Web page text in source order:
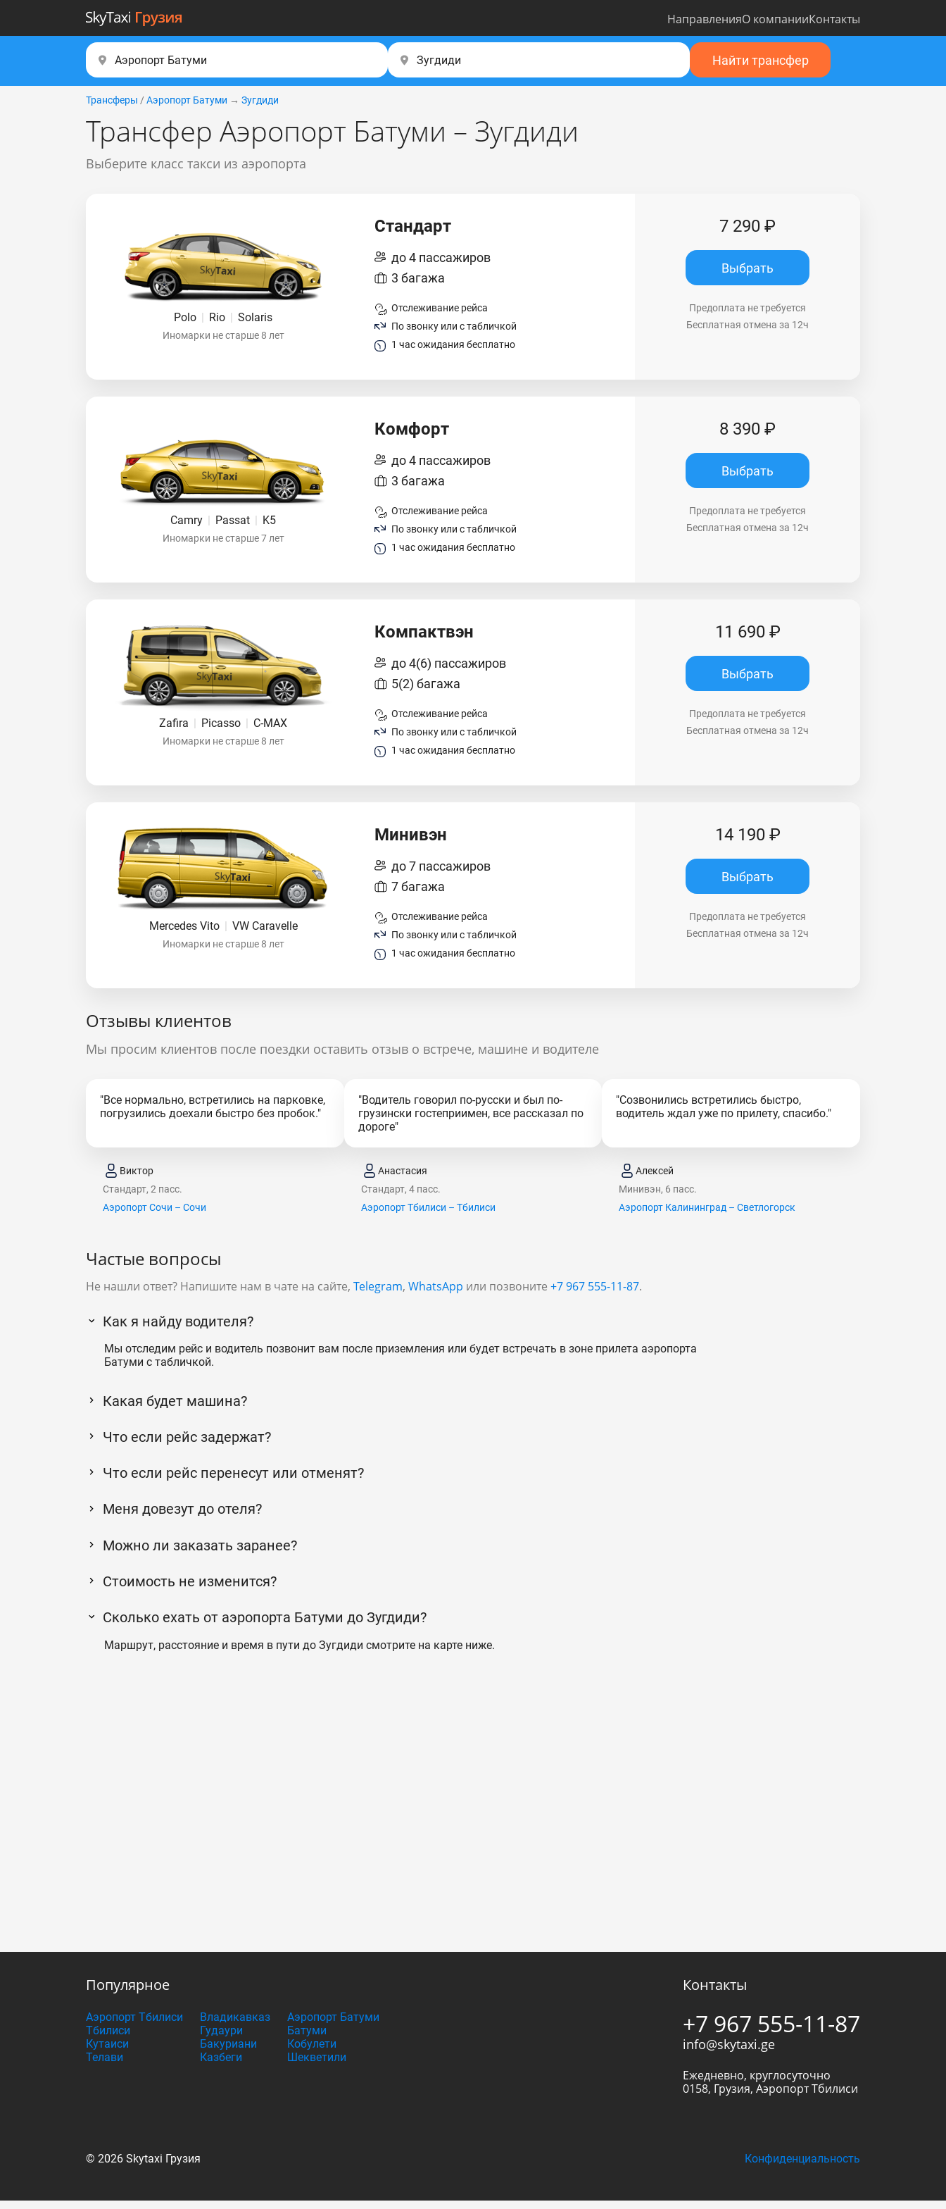
НаправленияО компанииКонтакты
Найти трансфер
Трансферы / Аэропорт Батуми → Зугдиди
Трансфер Аэропорт Батуми – Зугдиди
Выберите класс такси из аэропорта
Polo | Rio | Solaris
Иномарки не старше 8 лет
Стандарт
до 4 пассажиров
3 багажа
Отслеживание рейса
По звонку или с табличкой
1 час ожидания бесплатно
7 290 ₽
Выбрать
Предоплата не требуется
Бесплатная отмена за 12ч
Camry | Passat | K5
Иномарки не старше 7 лет
Комфорт
до 4 пассажиров
3 багажа
Отслеживание рейса
По звонку или с табличкой
1 час ожидания бесплатно
8 390 ₽
Выбрать
Предоплата не требуется
Бесплатная отмена за 12ч
Zafira | Picasso | C-MAX
Иномарки не старше 8 лет
Компактвэн
до 4(6) пассажиров
5(2) багажа
Отслеживание рейса
По звонку или с табличкой
1 час ожидания бесплатно
11 690 ₽
Выбрать
Предоплата не требуется
Бесплатная отмена за 12ч
Mercedes Vito | VW Caravelle
Иномарки не старше 8 лет
Минивэн
до 7 пассажиров
7 багажа
Отслеживание рейса
По звонку или с табличкой
1 час ожидания бесплатно
14 190 ₽
Выбрать
Предоплата не требуется
Бесплатная отмена за 12ч
Отзывы клиентов
Мы просим клиентов после поездки оставить отзыв о встрече, машине и водителе
"Все нормально, встретились на парковке,
погрузились доехали быстро без пробок."
Виктор
Стандарт, 2 пасс.
Аэропорт Сочи – Сочи
"Водитель говорил по-русски и был по-
грузински гостеприимен, все рассказал по
дороге"
Анастасия
Стандарт, 4 пасс.
Аэропорт Тбилиси – Тбилиси
"Созвонились встретились быстро,
водитель ждал уже по прилету, спасибо."
Алексей
Минивэн, 6 пасс.
Аэропорт Калининград – Светлогорск
Частые вопросы
Не нашли ответ? Напишите нам в чате на сайте, Telegram, WhatsApp или позвоните +7 967 555-11-87.
Как я найду водителя?
Мы отследим рейс и водитель позвонит вам после приземления или будет встречать в зоне прилета аэропорта
Батуми с табличкой.
Какая будет машина?
Что если рейс задержат?
Что если рейс перенесут или отменят?
Меня довезут до отеля?
Можно ли заказать заранее?
Стоимость не изменится?
Сколько ехать от аэропорта Батуми до Зугдиди?
Маршрут, расстояние и время в пути до Зугдиди смотрите на карте ниже.
Популярное
Аэропорт Тбилиси
Тбилиси
Кутаиси
Телави
Владикавказ
Гудаури
Бакуриани
Казбеги
Аэропорт Батуми
Батуми
Кобулети
Шекветили
Контакты
+7 967 555-11-87
info@skytaxi.ge
Ежедневно, круглосуточно
0158, Грузия, Аэропорт Тбилиси
© 2026 Skytaxi Грузия Конфиденциальность